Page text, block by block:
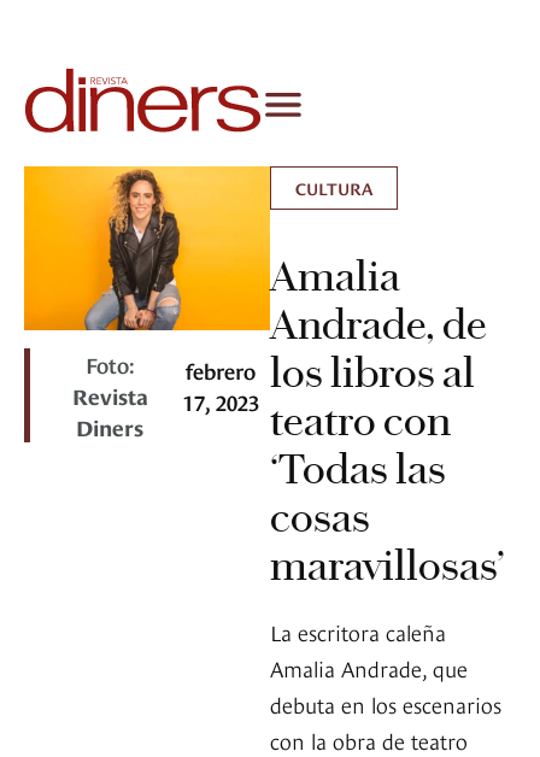
Foto:
Revista
Diners
febrero
17, 2023
CULTURA
Amalia
Andrade, de
los libros al
teatro con
‘Todas las
cosas
maravillosas’
La escritora caleña
Amalia Andrade, que
debuta en los escenarios
con la obra de teatro